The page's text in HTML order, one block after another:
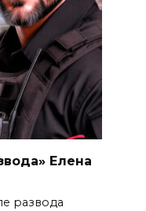
Елена
развода